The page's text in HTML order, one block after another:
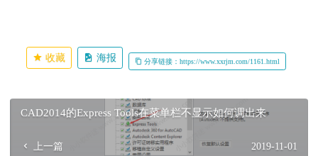
收藏 海报 分享链接：https://www.xxrjm.com/1161.html
CAD2014的Express Tools在菜单栏不显示如何调出来
上一篇 2019-11-01